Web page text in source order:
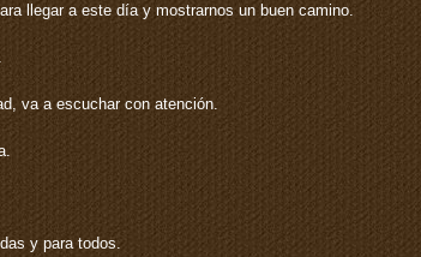
llegar a este día y mostrarnos un buen camino.
va a escuchar con atención.
y para todos.